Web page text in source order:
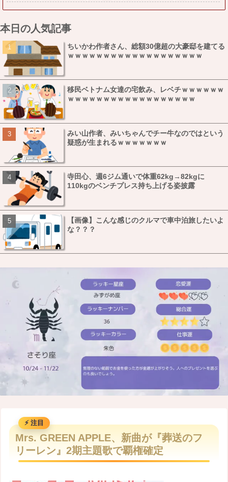
本日の人気記事
ちいかわ作者さん、総額30億超の大豪邸を建てる
ｗｗｗｗｗｗｗｗｗｗｗｗｗｗｗｗｗｗｗ
移民ベトナム女達の宅飲み、レベチｗｗｗｗｗｗ
ｗｗｗｗｗｗｗｗｗｗｗｗｗｗｗｗｗｗ
みい山作者、みいちゃんでチー牛なのではという
疑惑が生まれるｗｗｗｗｗｗｗ
寺田心、週6ジム通いで体重62kg→82kgに
110kgのベンチプレス持ち上げる姿披露
【画像】こんな感じのクルマで車中泊旅したいよ
な？？？
M
u
t
Mrs. GREEN APPLE、新曲が『葬送のフ
リーレン』2期主題歌で覇権確定